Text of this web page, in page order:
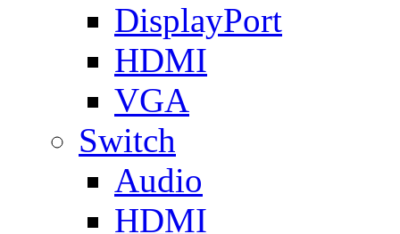
DisplayPort
HDMI
VGA
Switch
Audio
HDMI